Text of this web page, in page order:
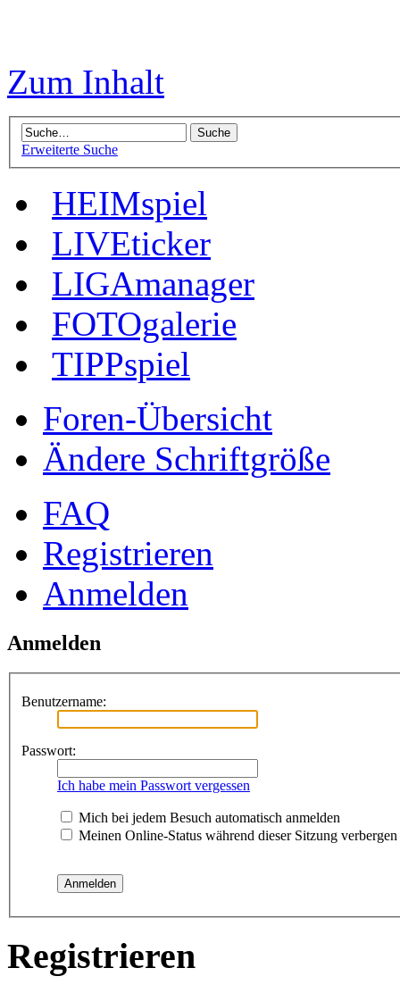
Zum Inhalt
Erweiterte Suche
HEIMspiel
LIVEticker
LIGAmanager
FOTOgalerie
TIPPspiel
Foren-Übersicht
Ändere Schriftgröße
FAQ
Registrieren
Anmelden
Anmelden
Benutzername:
Passwort:
Ich habe mein Passwort vergessen
Mich bei jedem Besuch automatisch anmelden
Meinen Online-Status während dieser Sitzung verbergen
Registrieren